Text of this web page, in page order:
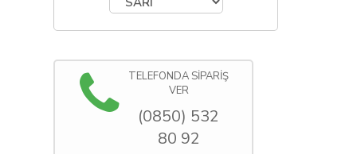
TELEFONDA SİPARİŞ
VER
(0850) 532
80 92